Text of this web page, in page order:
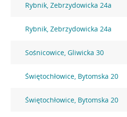
Rybnik, Zebrzydowicka 24a
Rybnik, Zebrzydowicka 24a
Sośnicowice, Gliwicka 30
Świętochłowice, Bytomska 20
Świętochłowice, Bytomska 20